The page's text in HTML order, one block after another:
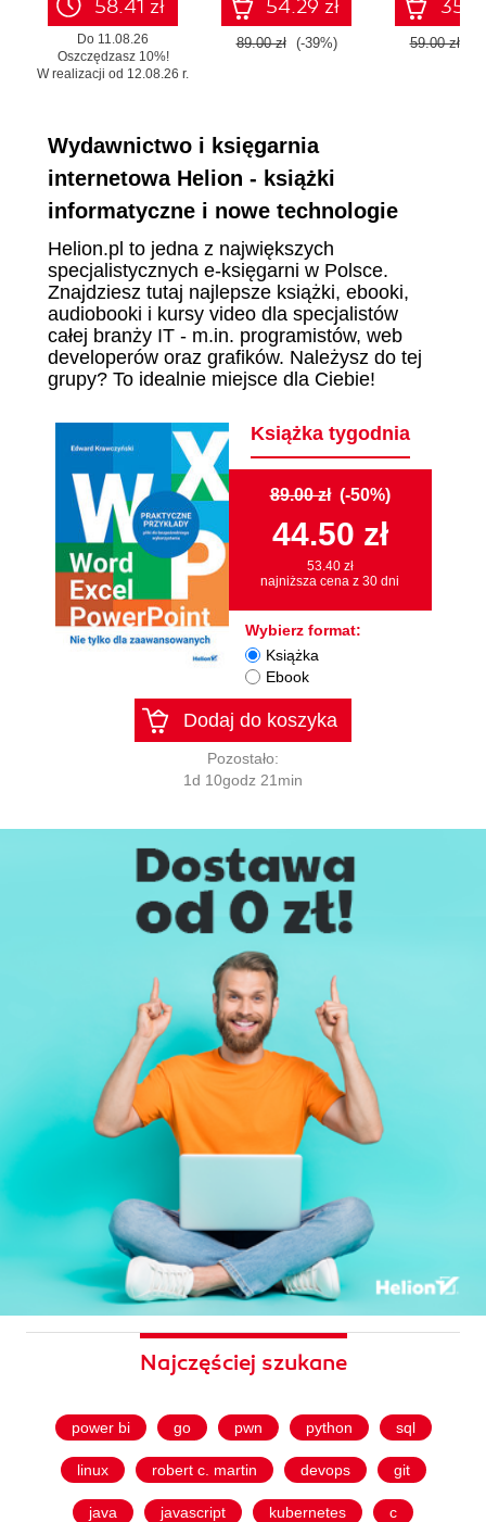
58.41 zł
Do 11.08.26
Oszczędzasz 10%!
W realizacji od 12.08.26 r.
54.29 zł
89.00 zł (-39%) 59.00 zł
Wydawnictwo i księgarnia
internetowa Helion - książki
informatyczne i nowe technologie
Helion.pl to jedna z największych
specjalistycznych e-księgarni w Polsce.
Znajdziesz tutaj najlepsze książki, ebooki,
audiobooki i kursy video dla specjalistów
całej branży IT - m.in. programistów, web
developerów oraz grafików. Należysz do tej
grupy? To idealnie miejsce dla Ciebie!
Książka tygodnia
89.00 zł (-50%)
44.50 zł
53.40 zł
najniższa cena z 30 dni
Wybierz format:
Książka
Ebook
Dodaj do koszyka
Pozostało:
1d 10godz 21min
Najczęściej szukane
power bi go pwn python sql
linux robert c. martin devops git
java javascript kubernetes c